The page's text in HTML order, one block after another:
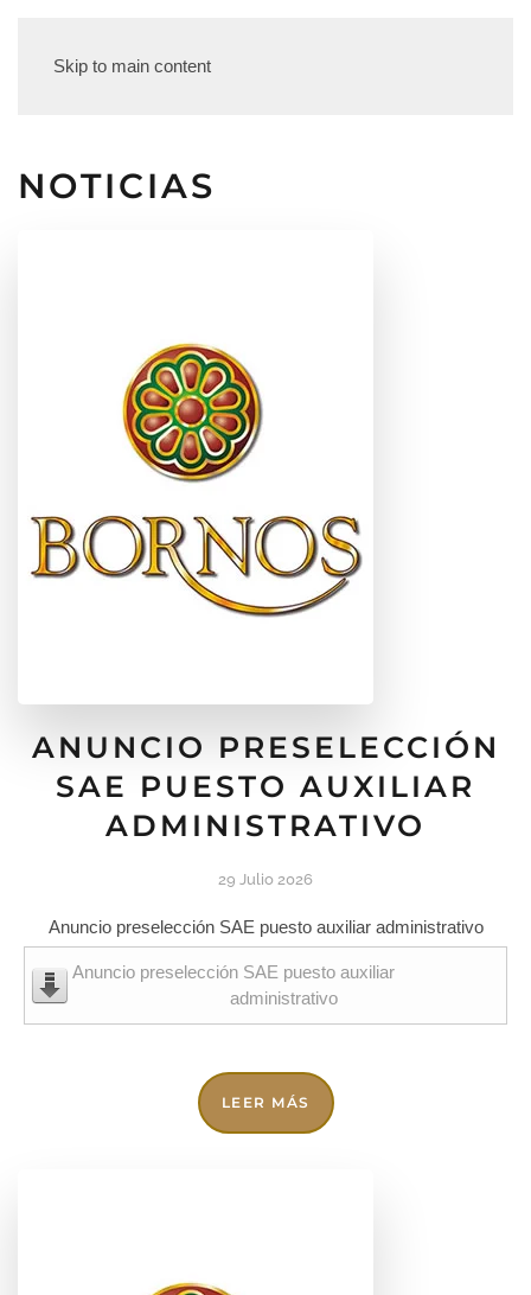
Skip to main content
NOTICIAS
ANUNCIO PRESELECCIÓN
SAE PUESTO AUXILIAR
ADMINISTRATIVO
29 Julio 2026
Anuncio preselección SAE puesto auxiliar administrativo
Anuncio preselección SAE puesto auxiliar
administrativo
LEER MÁS